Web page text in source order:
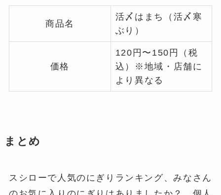
商品名
活〆はまち（活〆寒
ぶり）
価格
120円〜150円（税
込）※地域・店舗に
より異なる
まとめ
スシローで人気のにぎりランキング、みなさん